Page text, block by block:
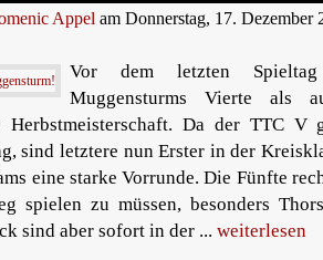
Appel am Donnerstag, 17. Dezember
Vor dem letzten
Muggensturms Vierte als
Da der TTC V
sind letztere nun Erster in der
eine starke Vorrunde. Die Fünfte
spielen zu müssen, besonders
sind aber sofort in der ... weiterlesen